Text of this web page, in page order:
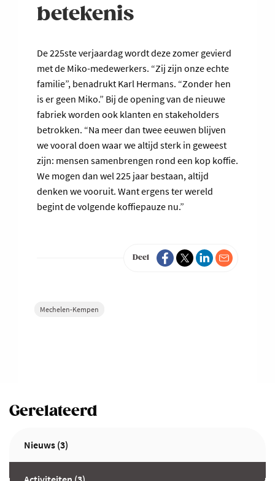
betekenis
De 225ste verjaardag wordt deze zomer gevierd
met de Miko-medewerkers. “Zij zijn onze echte
familie”, benadrukt Karl Hermans. “Zonder hen
is er geen Miko.” Bij de opening van de nieuwe
fabriek worden ook klanten en stakeholders
betrokken. “Na meer dan twee eeuwen blijven
we vooral doen waar we altijd sterk in geweest
zijn: mensen samenbrengen rond een kop koffie.
We mogen dan wel 225 jaar bestaan, altijd
denken we vooruit. Want ergens ter wereld
begint de volgende koffiepauze nu.”
Deel
Mechelen-Kempen
Gerelateerd
Nieuws (3)